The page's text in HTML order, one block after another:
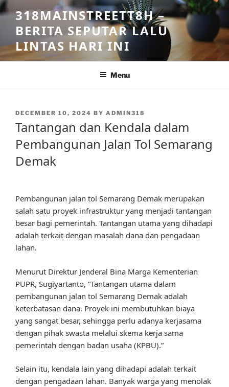
Skip
to
content
318MAINSTREETT8H –
BERITA SEPUTAR LALU
LINTAS HARI INI
Menu
POSTED
DECEMBER 10, 2024 BY ADMIN318
Tantangan dan Kendala dalam
Pembangunan Jalan Tol Semarang
Demak
Pembangunan jalan tol Semarang Demak merupakan
salah satu proyek infrastruktur yang menjadi tantangan
besar bagi pemerintah. Tantangan utama yang dihadapi
adalah terkait dengan masalah dana dan pengadaan
lahan.
Menurut Direktur Jenderal Bina Marga Kementerian
PUPR, Sugiyartanto, “Tantangan utama dalam
pembangunan jalan tol Semarang Demak adalah
keterbatasan dana. Proyek ini membutuhkan biaya
yang sangat besar, sehingga perlu adanya kerjasama
dengan pihak swasta melalui skema kerja sama
pemerintah dengan badan usaha (KPBU).”
Selain itu, kendala lain yang dihadapi adalah terkait
dengan pengadaan lahan. Banyak warga yang menolak